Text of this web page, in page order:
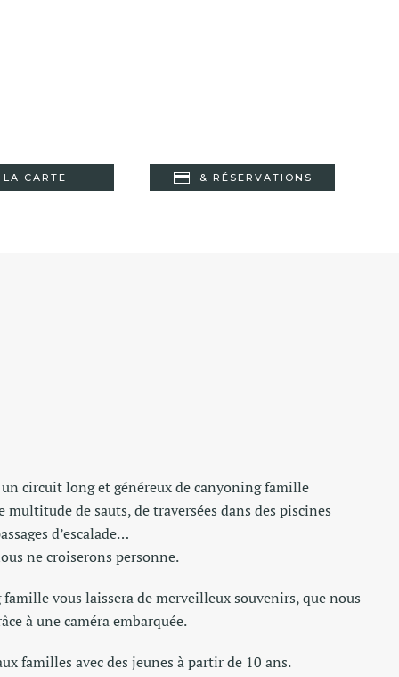
LA CARTE & RÉSERVATIONS
circuit long et généreux de canyoning famille
de sauts, de traversées dans des piscines
d’escalade…
ne croiserons personne.
vous laissera de merveilleux souvenirs, que nous
à une caméra embarquée.
familles avec des jeunes à partir de 10 ans.